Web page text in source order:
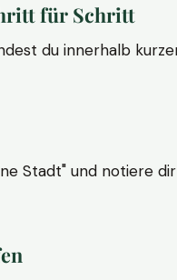
für Schritt
du innerhalb
Stadt" und notiere